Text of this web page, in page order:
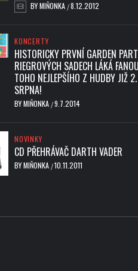
BYMIŇONKA /8.12.2012
KONCERTY
HISTORICKY PRVNÍ GARDEN
RIEGROVÝCH SADECH LÁKÁ
TOHO NEJLEPŠÍHO Z HUDBY JIŽ 2.
SRPNA!
BYMIŇONKA /9.7.2014
NOVINKY
CD PŘEHRÁVAČ DARTH VADER
BYMIŇONKA /10.11.2011